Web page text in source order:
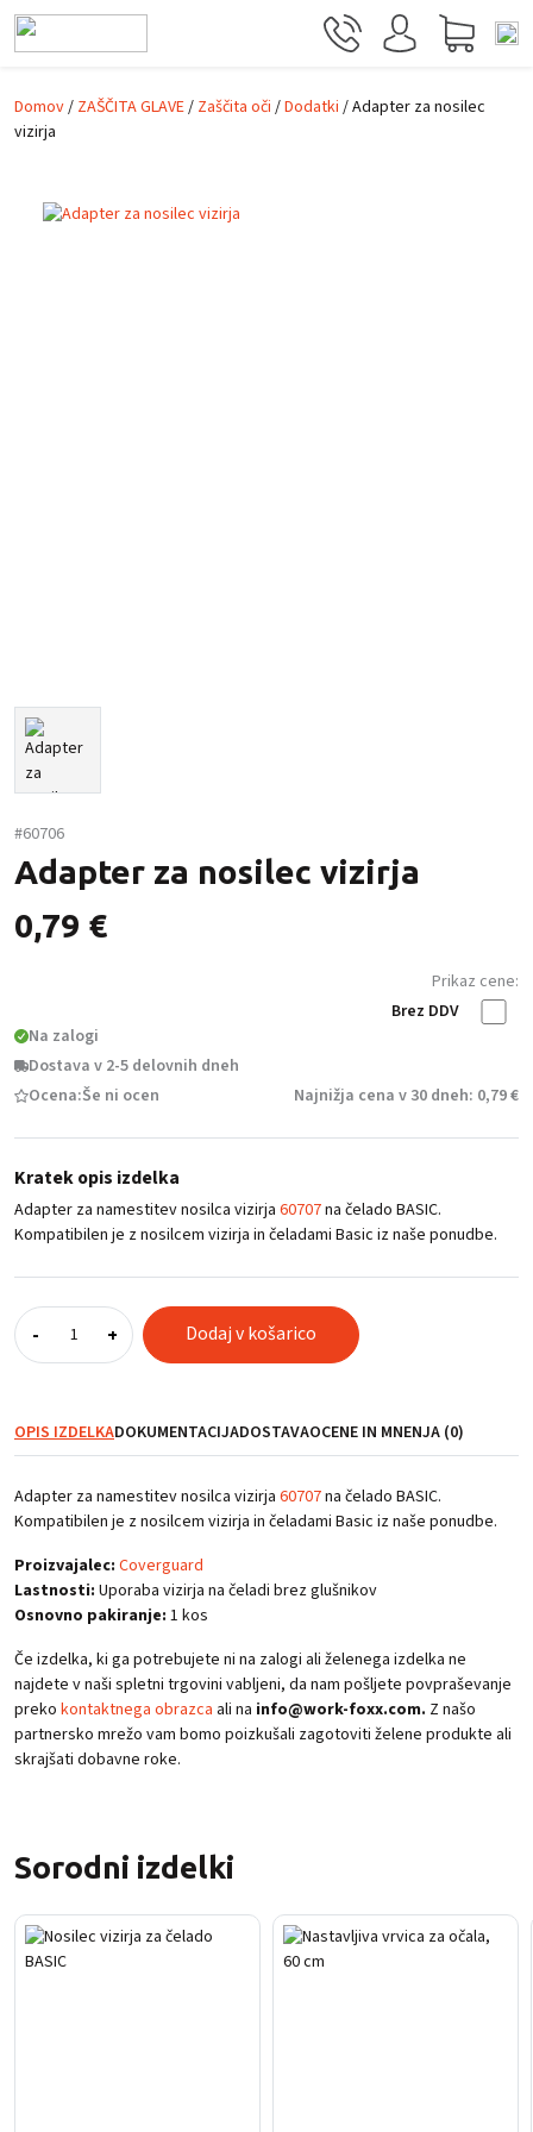
Skip to main content
Domov/ ZAŠČITA GLAVE/ Zaščita oči /Dodatki / Adapter za nosilec
vizirja
#60706
Adapter za nosilec vizirja
0,79 €
Prikaz cene:
Brez DDV
Na zalogi
Dostava v 2-5 delovnih dneh
Ocena:Še ni ocen Najnižja cena v 30 dneh: 0,79 €
Kratek opis izdelka
Adapter za namestitev nosilca vizirja 60707na čelado BASIC.
Kompatibilen je z nosilcem vizirja in čeladami Basic iz naše ponudbe.
Adapter
za
nosilec
+
- Dodaj v košarico
OPIS IZDELKADOKUMENTACIJADOSTAVAOCENE IN MNENJA (0)
Adapter za namestitev nosilca vizirja 60707na čelado BASIC.
Kompatibilen je z nosilcem vizirja in čeladami Basic iz naše ponudbe.
Proizvajalec: Coverguard
Lastnosti: Uporaba vizirja na čeladi brez glušnikov
Osnovno pakiranje: 1 kos
Če izdelka, ki ga potrebujete ni na zalogi ali želenega izdelka ne
najdete v naši spletni trgovini vabljeni, da nam pošljete povpraševanje
preko kontaktnega obrazca ali na info@work-foxx.com. Z našo
partnersko mrežo vam bomo poizkušali zagotoviti želene produkte ali
skrajšati dobavne roke.
Sorodni izdelki